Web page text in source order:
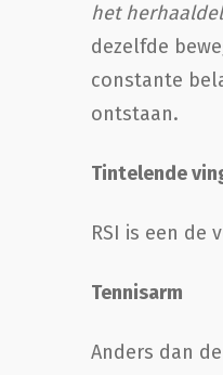
het
dezelfde
constante
ontstaan.
Tintelende
RSI is een de
Tennisarm
Anders dan